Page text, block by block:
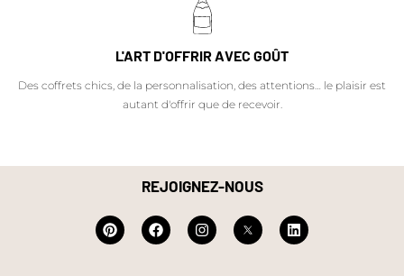
L'ART D'OFFRIR AVEC GOÛT
Des coffrets chics, de la personnalisation, des attentions… le plaisir est
autant d'offrir que de recevoir.
REJOIGNEZ-NOUS